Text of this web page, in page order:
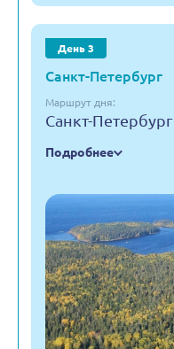
День 3
Санкт-Петербург
Маршрут дня:
Санкт-Петербург
Подробнее